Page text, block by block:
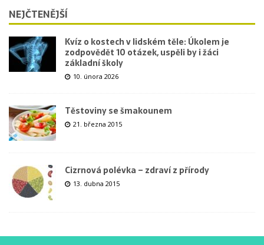
NEJČTENĚJŠÍ
Kvíz o kostech v lidském těle: Úkolem je
zodpovědět 10 otázek, uspěli by i žáci
základní školy
10. února 2026
Těstoviny se šmakounem
21. března 2015
Cizrnová polévka – zdraví z přírody
13. dubna 2015